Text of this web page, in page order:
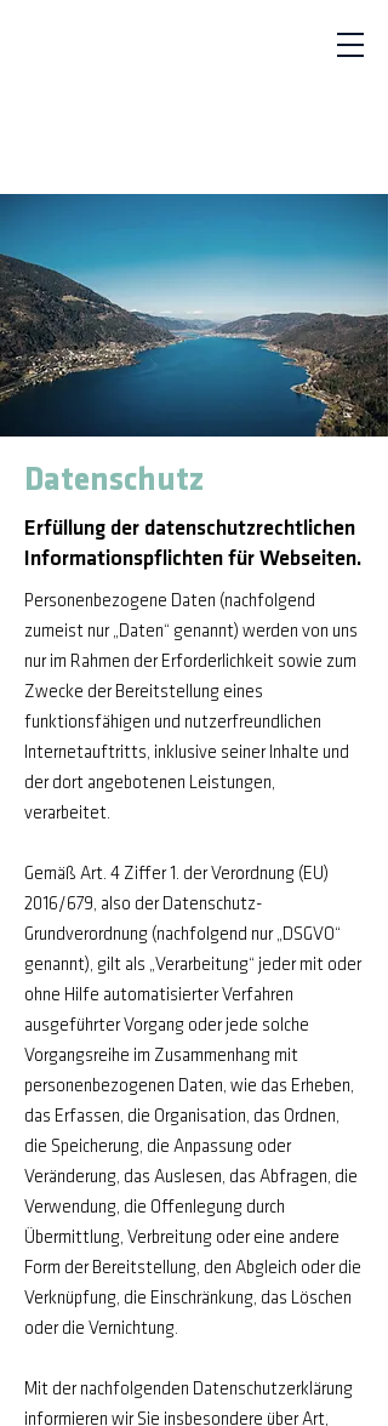
Datenschutz
Erfüllung der datenschutzrechtlichen
Informationspflichten für Webseiten.
Personenbezogene Daten (nachfolgend
zumeist nur „Daten“ genannt) werden von uns
nur im Rahmen der Erforderlichkeit sowie zum
Zwecke der Bereitstellung eines
funktionsfähigen und nutzerfreundlichen
Internetauftritts, inklusive seiner Inhalte und
der dort angebotenen Leistungen,
verarbeitet.
Gemäß Art. 4 Ziffer 1. der Verordnung (EU)
2016/679, also der Datenschutz-
Grundverordnung (nachfolgend nur „DSGVO“
genannt), gilt als „Verarbeitung“ jeder mit oder
ohne Hilfe automatisierter Verfahren
ausgeführter Vorgang oder jede solche
Vorgangsreihe im Zusammenhang mit
personenbezogenen Daten, wie das Erheben,
das Erfassen, die Organisation, das Ordnen,
die Speicherung, die Anpassung oder
Veränderung, das Auslesen, das Abfragen, die
Verwendung, die Offenlegung durch
Übermittlung, Verbreitung oder eine andere
Form der Bereitstellung, den Abgleich oder die
Verknüpfung, die Einschränkung, das Löschen
oder die Vernichtung.
Mit der nachfolgenden Datenschutzerklärung
informieren wir Sie insbesondere über Art,